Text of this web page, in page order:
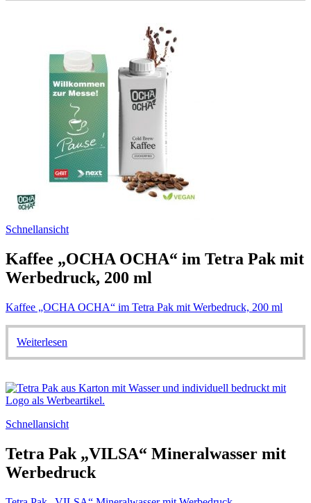
Schnellansicht
Kaffee „OCHA OCHA“ im Tetra Pak mit
Werbedruck, 200 ml
Kaffee „OCHA OCHA“ im Tetra Pak mit Werbedruck, 200 ml
Weiterlesen
Schnellansicht
Tetra Pak „VILSA“ Mineralwasser mit
Werbedruck